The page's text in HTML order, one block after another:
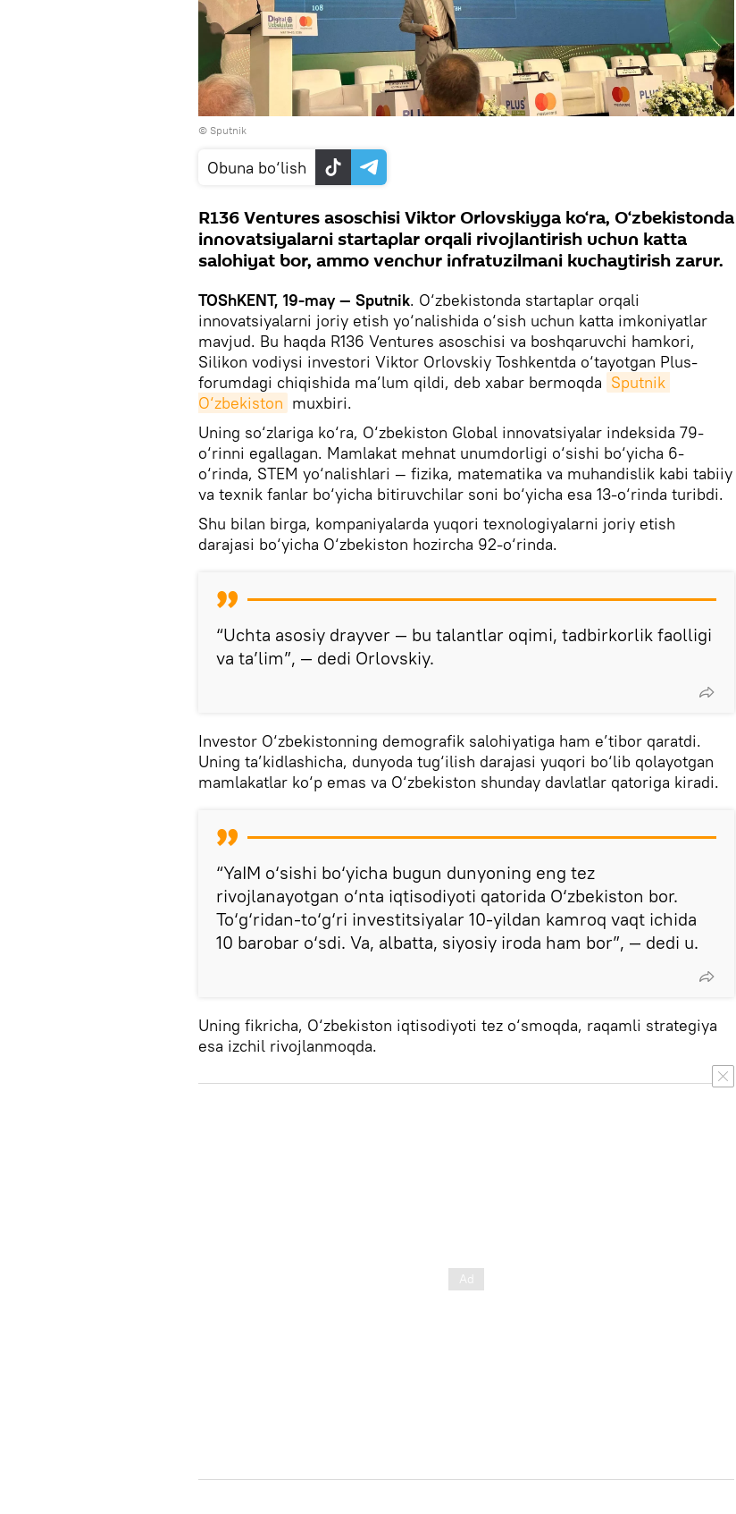
© Sputnik
Obuna bo‘lish
R136 Ventures asoschisi Viktor Orlovskiyga ko‘ra, O‘zbekistonda
innovatsiyalarni startaplar orqali rivojlantirish uchun katta
salohiyat bor, ammo venchur infratuzilmani kuchaytirish zarur.
TOShKENT, 19-may — Sputnik. O‘zbekistonda startaplar orqali
innovatsiyalarni joriy etish yo‘nalishida o‘sish uchun katta imkoniyatlar
mavjud. Bu haqda R136 Ventures asoschisi va boshqaruvchi hamkori,
Silikon vodiysi investori Viktor Orlovskiy Toshkentda o‘tayotgan Plus-
forumdagi chiqishida ma’lum qildi, deb xabar bermoqda Sputnik
O‘zbekiston muxbiri.
Uning so‘zlariga ko‘ra, O‘zbekiston Global innovatsiyalar indeksida 79-
o‘rinni egallagan. Mamlakat mehnat unumdorligi o‘sishi bo‘yicha 6-
o‘rinda, STEM yo‘nalishlari — fizika, matematika va muhandislik kabi tabiiy
va texnik fanlar bo‘yicha bitiruvchilar soni bo‘yicha esa 13-o‘rinda turibdi.
Shu bilan birga, kompaniyalarda yuqori texnologiyalarni joriy etish
darajasi bo‘yicha O‘zbekiston hozircha 92-o‘rinda.
“Uchta asosiy drayver — bu talantlar oqimi, tadbirkorlik faolligi
va ta’lim”, — dedi Orlovskiy.
Investor O‘zbekistonning demografik salohiyatiga ham e’tibor qaratdi.
Uning ta’kidlashicha, dunyoda tug‘ilish darajasi yuqori bo‘lib qolayotgan
mamlakatlar ko‘p emas va O‘zbekiston shunday davlatlar qatoriga kiradi.
“YaIM o‘sishi bo‘yicha bugun dunyoning eng tez
rivojlanayotgan o‘nta iqtisodiyoti qatorida O‘zbekiston bor.
To‘g‘ridan-to‘g‘ri investitsiyalar 10-yildan kamroq vaqt ichida
10 barobar o‘sdi. Va, albatta, siyosiy iroda ham bor”, — dedi u.
Uning fikricha, O‘zbekiston iqtisodiyoti tez o‘smoqda, raqamli strategiya
esa izchil rivojlanmoqda.